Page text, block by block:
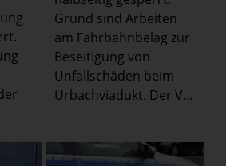
Grund sind Arbeiten
am Fahrbahnbelag zur
Beseitigung von
Unfallschäden beim
Urbachviadukt. Der V...